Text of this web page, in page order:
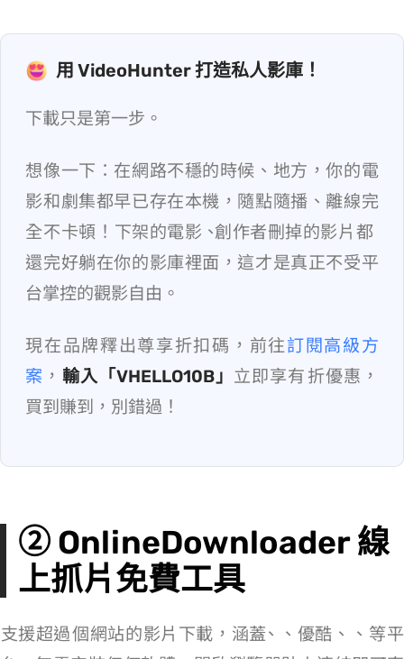
用 VideoHunter 打造私人影庫！
下載只是第一步。
想像一下：在網路不穩的時候、地方，你的電
影和劇集都早已存在本機，隨點隨播、離線完
全不卡頓！Netflix 下架的電影、YouTube 創作者刪掉的影片都
還完好躺在你的影庫裡面，這才是真正不受平
台掌控的觀影自由。
現在品牌釋出尊享折扣碼，前往訂閱高級方
案 ， 輸入「VHELLO10B」 立即享有 9 折優惠，
買到賺到，別錯過！
② OnlineDownloader 線
上抓片免費工具
支援超過 200 個網站的影片下載，涵蓋 YouTube、Facebook、優酷、CNN、Vimeo 等平